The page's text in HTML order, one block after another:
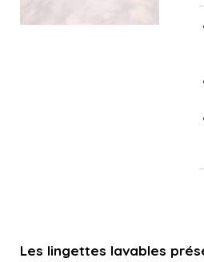
Les lingettes lavables